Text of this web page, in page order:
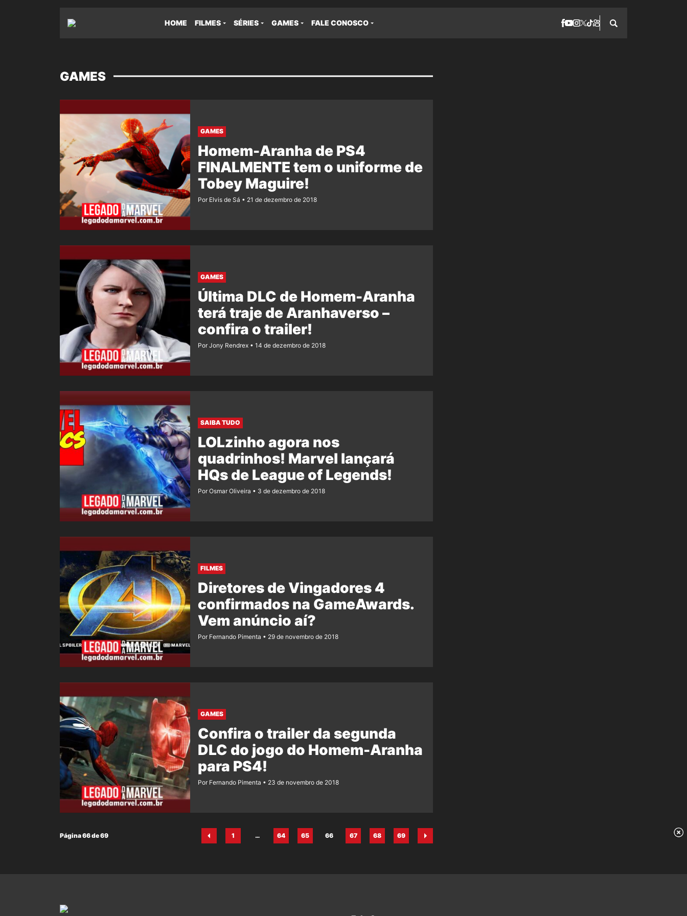
HOME FILMES SÉRIES GAMES FALE CONOSCO
GAMES
GAMES
Homem-Aranha de PS4
FINALMENTE tem o uniforme de
Tobey Maguire!
Por Elvis de Sá 21 de dezembro de 2018
GAMES
Última DLC de Homem-Aranha
terá traje de Aranhaverso –
confira o trailer!
Por Jony Rendrex 14 de dezembro de 2018
SAIBA TUDO
LOLzinho agora nos
quadrinhos! Marvel lançará
HQs de League of Legends!
Por Osmar Oliveira 3 de dezembro de 2018
FILMES
Diretores de Vingadores 4
confirmados na GameAwards.
Vem anúncio aí?
Por Fernando Pimenta 29 de novembro de 2018
GAMES
Confira o trailer da segunda
DLC do jogo do Homem-Aranha
para PS4!
Por Fernando Pimenta 23 de novembro de 2018
Página 66 de 69
Página
1
…
Página
64
Página
65
Página
66
Página
67
Página
68
Página
69